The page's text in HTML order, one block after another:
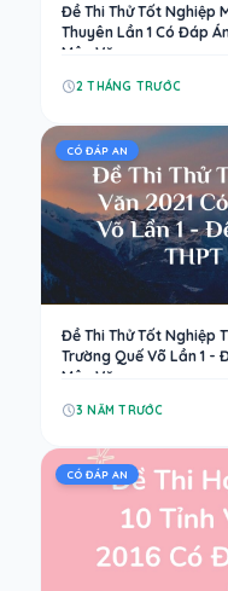
Đề Thi Thử Tốt Nghiệp
Thuyên Lần 1 Có Đáp
Môn Văn
2 THÁNG TRƯỚC
CÓ ĐÁP AN
Đề Thi Thử Tốt Nghiệp
Trường Quế Võ Lần 1 -
Môn Văn
3 NĂM TRƯỚC
CÓ ĐÁP AN